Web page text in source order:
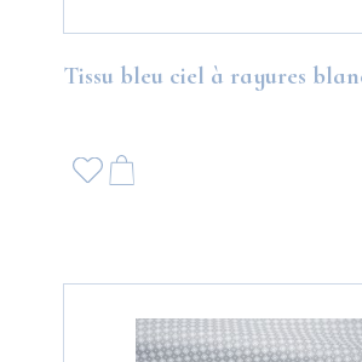
Tissu bleu ciel à rayures